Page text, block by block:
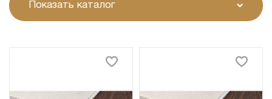
Показать каталог